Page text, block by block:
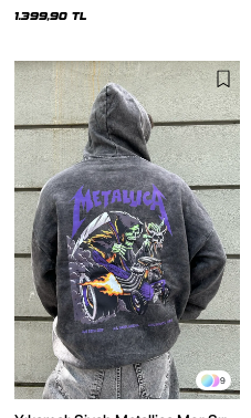
Hoodie
1.399,90 TL
9